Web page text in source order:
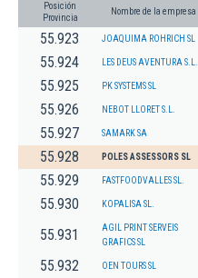
Posición
Provincia
Nombre de la empresa
55.923 JOAQUIMA ROHRICH SL
55.924 LES DEUS AVENTURA S.L.
55.925 PK SYSTEMS SL
55.926 NEBOT LLORET S.L.
55.927 SAMARK SA
55.928 POLES ASSESSORS SL
55.929 FASTFOODVALLES SL.
55.930 KOPALISA SL.
55.931
AGIL PRINT SERVEIS
GRAFICS SL
55.932 OEN TOURS SL